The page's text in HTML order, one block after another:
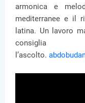
armonica e
mediterranee e il
latina. Un lavoro
l’ascolto.